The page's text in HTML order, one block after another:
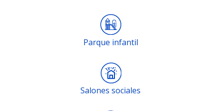
Parque infantil
Salones sociales